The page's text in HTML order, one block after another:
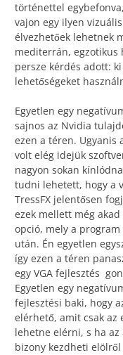
történettel
vajon egy ilyen
élvezhetőek lehetnek
mediterrán, egzotikus
persze kérdés adott:
lehetőségeket
Egyetlen egy
sajnos az Nvidia
ezen a téren. Ugyanis
volt elég idejük
nagyon sokan
tudni lehetett, hogy a
TressFX jelentősen
ezek mellett még
opció, mely a
után. Én egyetlen
így ezen a téren
egy VGA fejlesztés
Egyetlen egy
fejlesztési baki, hogy
elérhető, amit csak az
lehetne elérni, s ha
bizony kezdheti elölről